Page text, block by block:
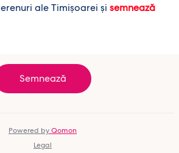
Semnează
ale Timișoarei și semnează
Powered byQomon
Legal